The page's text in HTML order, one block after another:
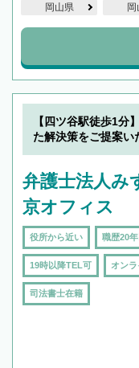
岡山県
【四ツ谷駅徒歩1分
た解決策をご提案い
弁護士法人
京オフィス
役所から近い 職歴20
19時以降TEL可 オン
司法書士在籍